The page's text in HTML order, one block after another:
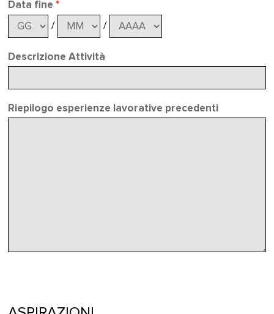
Data fine *
/ /
Descrizione Attività
Riepilogo esperienze lavorative precedenti